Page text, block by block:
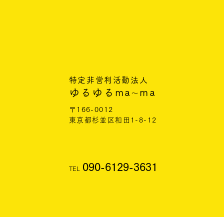
特定非営利活動法人
ゆるゆるma 〜 ma
〒166-0012
東京都杉並区和田1-8-12
TEL 090-6129-3631